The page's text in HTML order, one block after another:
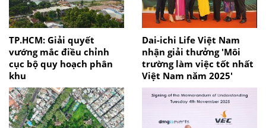
TP.HCM: Giải quyết
vướng mắc điều chỉnh
cục bộ quy hoạch phân
khu
Dai-ichi Life Việt Nam
nhận giải thưởng 'Môi
trường làm việc tốt nhất
Việt Nam năm 2025'